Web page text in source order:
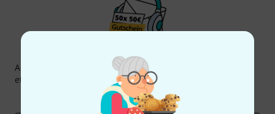
Thomann Newsletter
Abonniere den Thomann Newsletter und gewinne mit
etwas Glück einen von
50 Gutscheinen
Inspirierende Beiträge
Deals Thomann Insights